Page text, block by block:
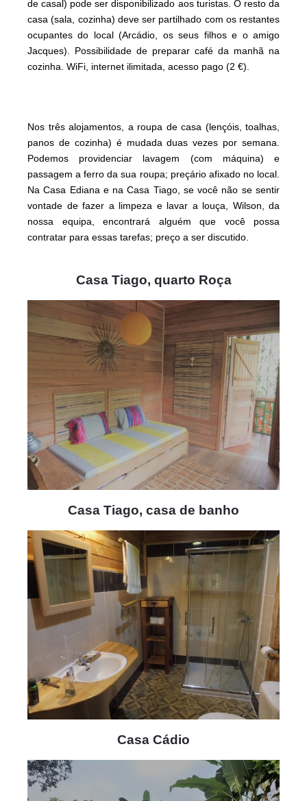
de casal) pode ser disponibilizado aos turistas. O resto da
casa (sala, cozinha) deve ser partilhado com os restantes
ocupantes do local (Arcádio, os seus filhos e o amigo
Jacques). Possibilidade de preparar café da manhã na
cozinha. WiFi, internet ilimitada, acesso pago (2 €).
Nos três alojamentos, a roupa de casa (lençóis, toalhas,
panos de cozinha) é mudada duas vezes por semana.
Podemos providenciar lavagem (com máquina) e
passagem a ferro da sua roupa; preçário afixado no local.
Na Casa Ediana e na Casa Tiago, se você não se sentir
vontade de fazer a limpeza e lavar a louça, Wilson, da
nossa equipa, encontrará alguém que você possa
contratar para essas tarefas; preço a ser discutido.
Casa Tiago, quarto Roça
Casa Tiago, casa de banho
Casa Cádio